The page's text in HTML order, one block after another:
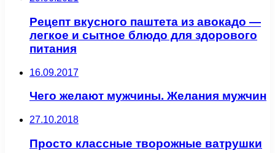
Рецепт вкусного паштета из авокадо —
легкое и сытное блюдо для здорового
питания
16.09.2017
Чего желают мужчины. Желания мужчин
27.10.2018
Просто классные творожные ватрушки